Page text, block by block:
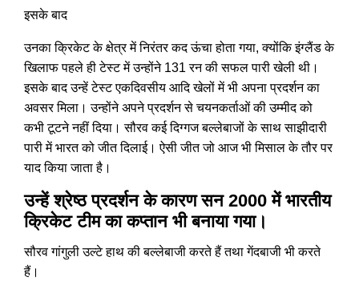
इसके बाद
उनका क्रिकेट के क्षेत्र में निरंतर कद ऊंचा होता गया, क्योंकि इंग्लैंड के
खिलाफ पहले ही टेस्ट में उन्होंने 131 रन की सफल पारी खेली थी।
इसके बाद उन्हें टेस्ट एकदिवसीय आदि खेलों में भी अपना प्रदर्शन का
अवसर मिला। उन्होंने अपने प्रदर्शन से चयनकर्ताओं की उम्मीद को
कभी टूटने नहीं दिया। सौरव कई दिग्गज बल्लेबाजों के साथ साझीदारी
पारी में भारत को जीत दिलाई। ऐसी जीत जो आज भी मिसाल के तौर पर
याद किया जाता है।
उन्हें श्रेष्ठ प्रदर्शन के कारण सन 2000 में भारतीय
क्रिकेट टीम का कप्तान भी बनाया गया।
सौरव गांगुली उल्टे हाथ की बल्लेबाजी करते हैं तथा गेंदबाजी भी करते
हैं।